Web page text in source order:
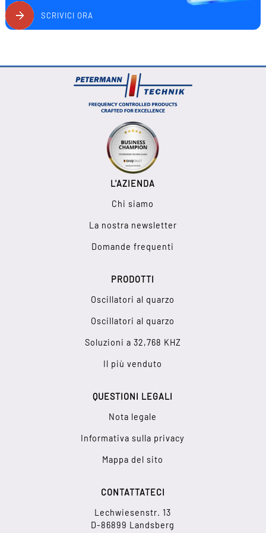
SCRIVICI ORA
L'AZIENDA
Chi siamo
La nostra newsletter
Domande frequenti
PRODOTTI
Oscillatori al quarzo
Oscillatori al quarzo
Soluzioni a 32,768 KHZ
Il più venduto
QUESTIONI LEGALI
Nota legale
Informativa sulla privacy
Mappa del sito
CONTATTATECI
Lechwiesenstr. 13
D-86899 Landsberg